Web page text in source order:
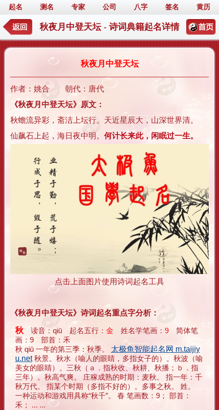
起名 测名 专家 公司 八字 签名 黄历
秋夜月中登天坛 - 诗词典籍起名详情
秋夜月中登天坛
作者：姚合 朝代：唐代
《秋夜月中登天坛》原文：
秋蟾流异彩，斋洁上坛行。天近星辰大，山深世界清。
仙飙石上起，海日夜中明。 何计长来此，闲眠过一生。
点击上面图片使用诗词起名工具
《秋夜月中登天坛》诗词起名重点字分析：
秋 读音：qiū 起名五行： 金 姓名学笔画： 9 简体笔
画：9 部首：禾
秋 qiū 一年的第三季：秋季。 太极鱼智能起名网 m.taijiy
u.net秋景。秋水（喻人的眼睛，多指女子的）。秋波（喻
美女的眼睛）。三秋（ａ．指秋收、秋耕、秋播；ｂ．指
三年）。秋高气爽。 庄稼成熟的时期：麦秋。 指一年：千
秋万代。 指某个时期（多指不好的）。多事之秋。 姓。
一种运动和游戏用具称“秋千”。 春 笔画数：9； 部首：
禾； ... ...